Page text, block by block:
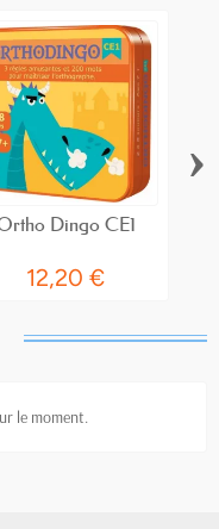
Dingo CE1
12,20 €
›
le moment.